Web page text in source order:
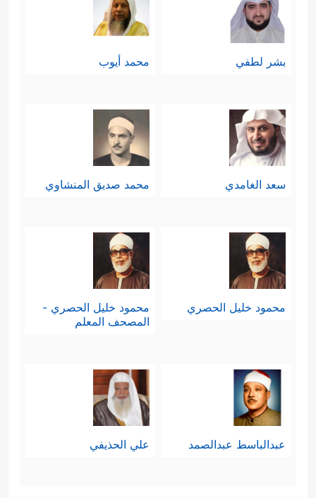
بشر لطفي محمد أيوب
سعد الغامدي محمد صديق المنشاوي
محمود خليل الحصري
محمود خليل الحصري -
المصحف المعلم
عبدالباسط عبدالصمد علي الحذيفي